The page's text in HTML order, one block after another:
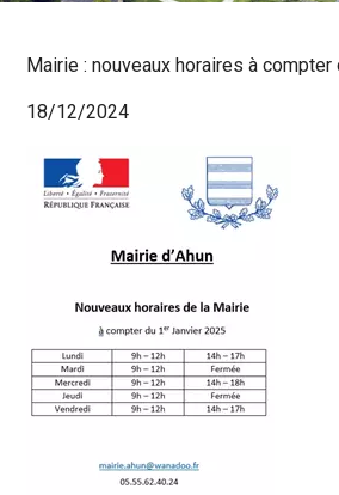
Mairie : nouveaux horaires à compter
18/12/2024